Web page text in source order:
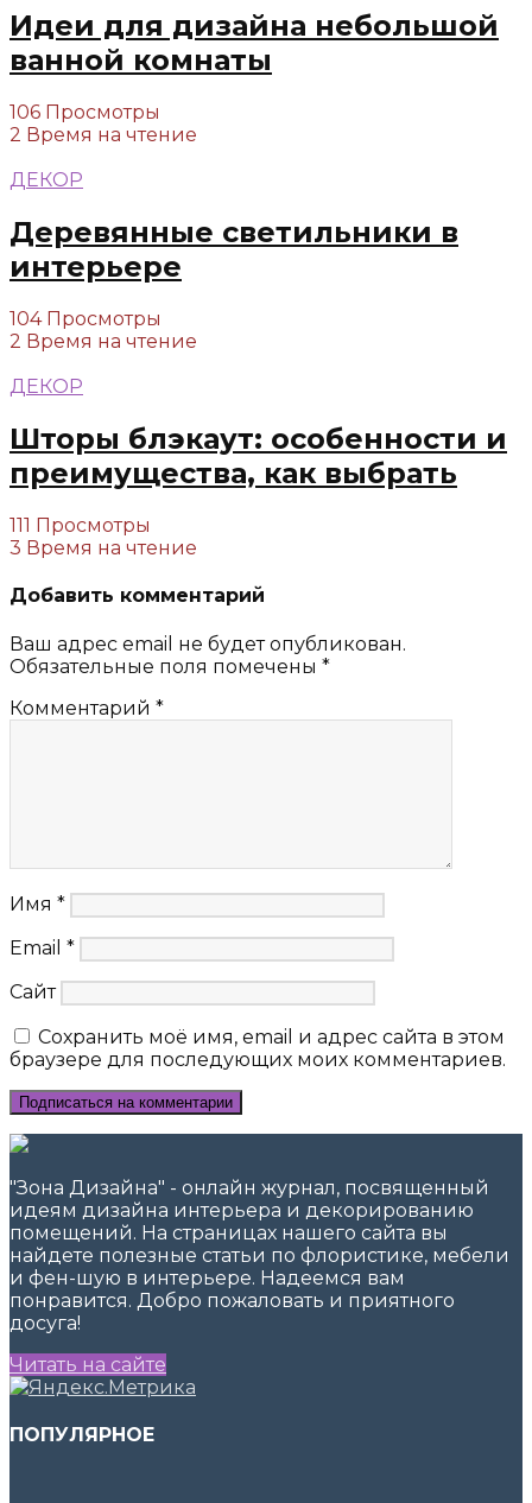
Идеи для дизайна небольшой
ванной комнаты
106 Просмотры
2 Время на чтение
ДЕКОР
Деревянные светильники в
интерьере
104 Просмотры
2 Время на чтение
ДЕКОР
Шторы блэкаут: особенности и
преимущества, как выбрать
111 Просмотры
3 Время на чтение
Добавить комментарий
Ваш адрес email не будет опубликован.
Обязательные поля помечены *
Комментарий *
Имя *
Email *
Сайт
Сохранить моё имя, email и адрес сайта в этом
браузере для последующих моих комментариев.
"Зона Дизайна" - онлайн журнал, посвященный
идеям дизайна интерьера и декорированию
помещений. На страницах нашего сайта вы
найдете полезные статьи по флористике, мебели
и фен-шую в интерьере. Надеемся вам
понравится. Добро пожаловать и приятного
досуга!
Читать на сайте
ПОПУЛЯРНОЕ